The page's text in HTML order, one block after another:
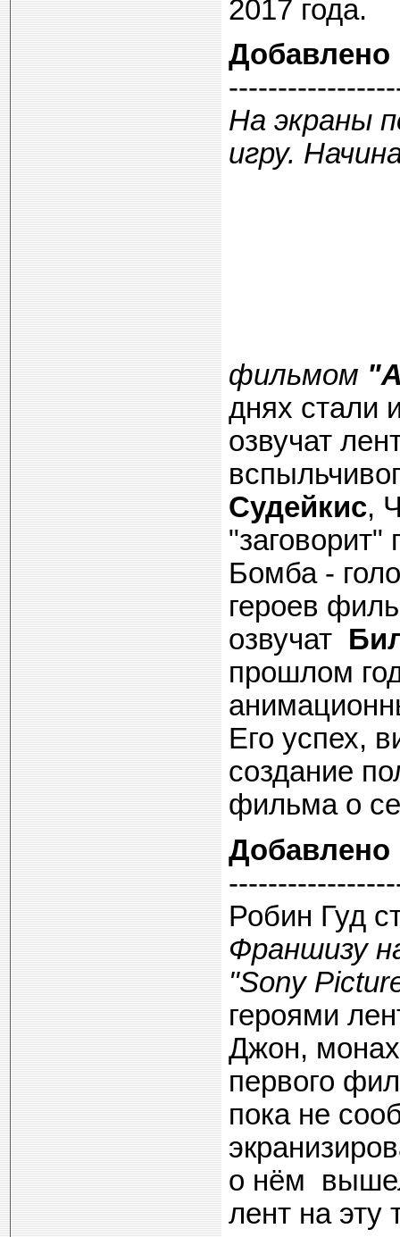
2017 года.
Добавлено
На экраны
игру.
фильмом
днях стали
озвучат
Судейкис,
"заговорит"
Бомба -
героев
озвучат
прошлом
Его успех,
создание
фильма о
Добавлено
Робин Гуд
Франшизу
"Sony
героями
Джон,
первого
пока не
о нём
лент на эту